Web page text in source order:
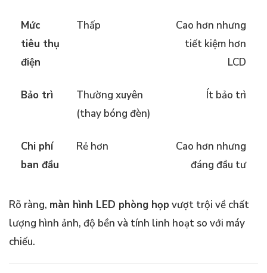
Mức
tiêu thụ
điện
Thấp
Cao hơn nhưng
tiết kiệm hơn
LCD
Bảo trì
Thường xuyên
(thay bóng đèn)
Ít bảo trì
Chi phí
ban đầu
Rẻ hơn
Cao hơn nhưng
đáng đầu tư
Rõ ràng, màn hình LED phòng họpvượt trội về chất
lượng hình ảnh, độ bền và tính linh hoạt so với máy
chiếu.